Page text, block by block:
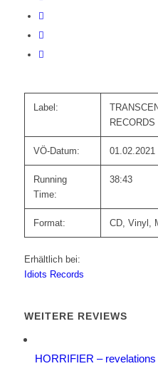
Label:
RECORDS
VÖ-Datum: 01.02.2021
Running
Time:
38:43
Format: CD, Vinyl,
Erhältlich bei:
Idiots Records
WEITERE REVIEWS
HORRIFIER – revelations